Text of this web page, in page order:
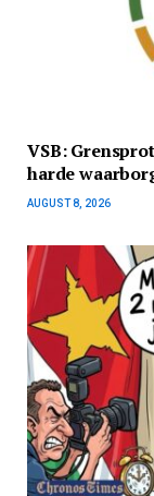
VSB:
harde
AUGUST 8, 2026